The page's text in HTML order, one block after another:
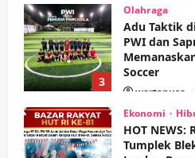
wartanusa
3
Olahraga
Adu Taktik
PWI dan
Soccer
wartanusa
Ekonomi
HOT NEWS:
Tumplek